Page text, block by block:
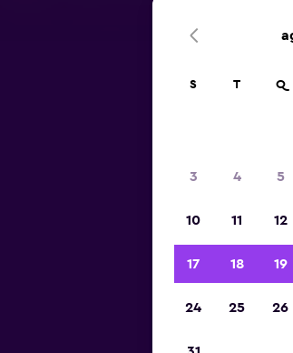
S T Q
3 4 5
10 11 12
17 18 19
24 25 26